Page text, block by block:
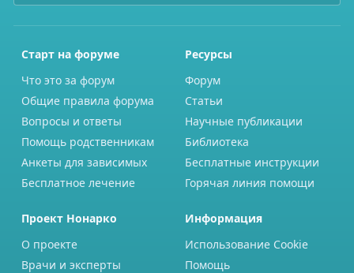
Старт на форуме
Что это за форум
Общие правила форума
Вопросы и ответы
Помощь родственникам
Анкеты для зависимых
Бесплатное лечение
Ресурсы
Форум
Статьи
Научные публикации
Библиотека
Бесплатные инструкции
Горячая линия помощи
Проект Нонарко
О проекте
Врачи и эксперты
Информация
Использование Cookie
Помощь